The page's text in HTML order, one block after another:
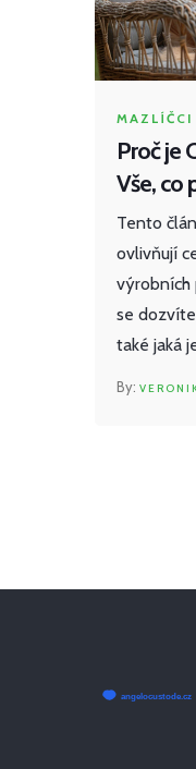
MAZLÍČCI
Proč je
Vše, co
Tento
ovlivňují
výrobních
se
také jaká